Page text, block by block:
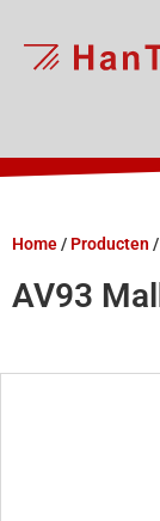
Home/ Producten /
AV93